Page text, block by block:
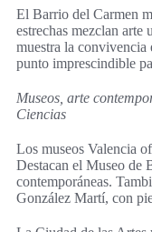
El Barrio del Carmen
estrechas mezclan arte
muestra la
punto imprescindible
Museos, arte
Ciencias
Los museos Valencia
Destacan el Museo de
contemporáneas.
González Martí, con